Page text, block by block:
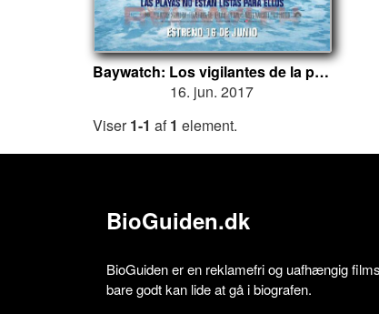
Baywatch: Los vigilantes de la playa
16. jun. 2017
Viser1-1 af1 element.
BioGuiden.dk
BioGuiden er en reklamefri og uafhængig
bare godt kan lide at gå i biografen.